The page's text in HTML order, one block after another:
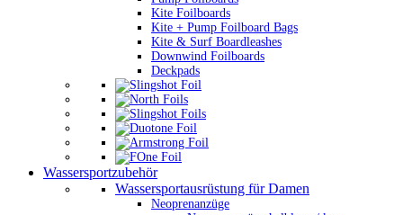
Kite Foilboards
Kite + Pump Foilboard Bags
Kite & Surf Boardleashes
Downwind Foilboards
Deckpads
Wassersportzubehör
Wassersportausrüstung für Damen
Neoprenanzüge